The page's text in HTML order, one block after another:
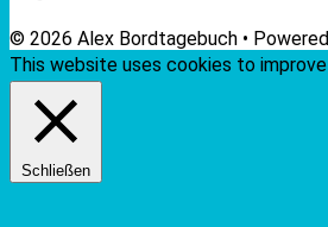
© 2026 Alex Bordtagebuch •
This website uses cookies to
Schließen